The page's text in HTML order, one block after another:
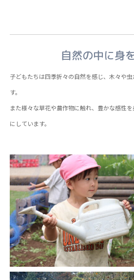
自然の中に身
子どもたちは四季折々の自然を感じ、木々や
す。
また様々な草花や農作物に触れ、豊かな感性
にしています。